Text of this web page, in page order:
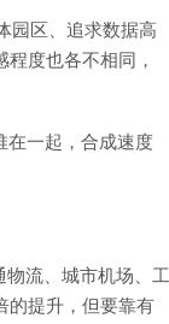
园区、追求数据高
度也各不相同，
在一起，合成速度
流、城市机场、工
的提升，但要靠有